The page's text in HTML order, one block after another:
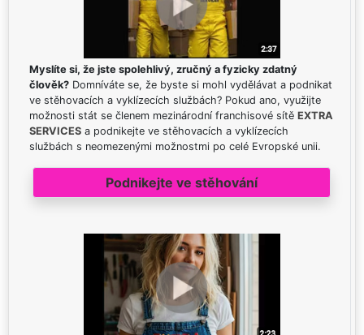
Myslíte si, že jste spolehlivý, zručný a fyzicky zdatný
člověk? Domníváte se, že byste si mohl vydělávat a podnikat
ve stěhovacích a vyklízecích službách? Pokud ano, využijte
možnosti stát se členem mezinárodní franchisové sítě EXTRA
SERVICES a podnikejte ve stěhovacích a vyklízecích
službách s neomezenými možnostmi po celé Evropské unii.
Podnikejte ve stěhování